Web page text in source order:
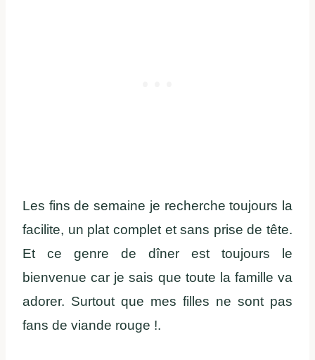
Les fins de semaine je recherche toujours la
facilite, un plat complet et sans prise de tête.
Et ce genre de dîner est toujours le
bienvenue car je sais que toute la famille va
adorer. Surtout que mes filles ne sont pas
fans de viande rouge !.